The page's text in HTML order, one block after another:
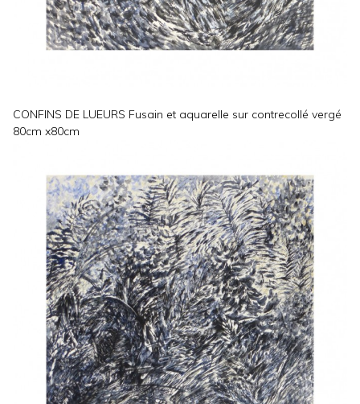
CONFINS DE LUEURS Fusain et aquarelle sur contrecollé vergé
80cm x80cm